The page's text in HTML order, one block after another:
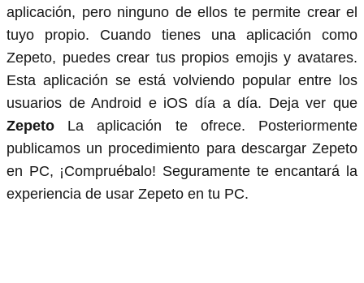
aplicación, pero ninguno de ellos te permite crear el
tuyo propio. Cuando tienes una aplicación como
Zepeto, puedes crear tus propios emojis y avatares.
Esta aplicación se está volviendo popular entre los
usuarios de Android e iOS día a día. Deja ver que
Zepeto La aplicación te ofrece. Posteriormente
publicamos un procedimiento para descargar Zepeto
en PC, ¡Compruébalo! Seguramente te encantará la
experiencia de usar Zepeto en tu PC.